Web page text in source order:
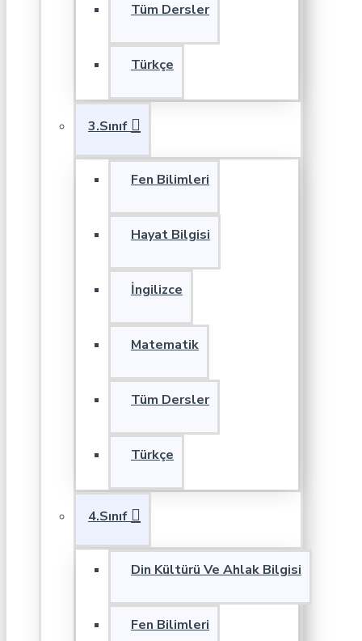
Tüm Dersler
Türkçe
3.Sınıf
Fen Bilimleri
Hayat Bilgisi
İngilizce
Matematik
Tüm Dersler
Türkçe
4.Sınıf
Din Kültürü Ve Ahlak Bilgisi
Fen Bilimleri